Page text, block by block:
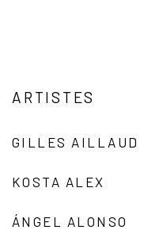
ARTISTES
GILLES AILLAUD
KOSTA ALEX
ÁNGEL ALONSO